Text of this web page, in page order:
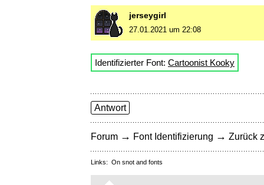
jerseygirl
27.01.2021 um 22:08
Identifizierter Font: Cartoonist Kooky
Antwort
Forum → Font Identifizierung → Zurück
Links: On snot and fonts